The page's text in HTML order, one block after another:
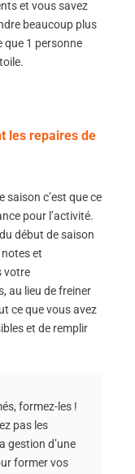
et vous savez
beaucoup plus
que 1 personne
les repaires de
saison c’est que ce
pour l’activité.
début de saison
et
votre
au lieu de freiner
ce que vous avez
et de remplir
formez-les !
pas les
gestion d’une
former vos